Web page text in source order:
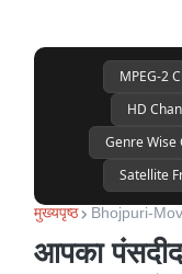
MPEG-2
HD
Genre Wise
Satellite
मुख्यपृष्ठ Bhojpuri-
आपका